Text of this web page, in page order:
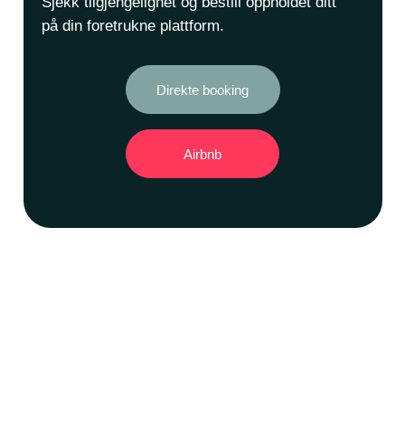
på din foretrukne plattform.
Direkte booking
Airbnb